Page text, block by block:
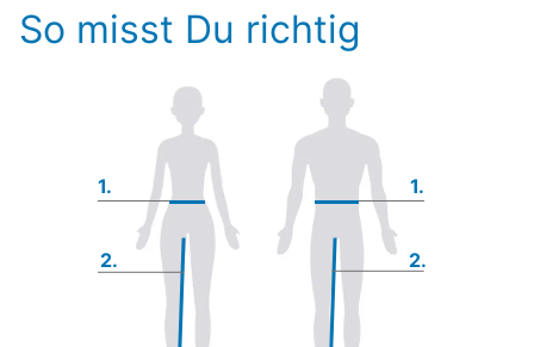
So misst Du richtig
1. 1.
2. 2.